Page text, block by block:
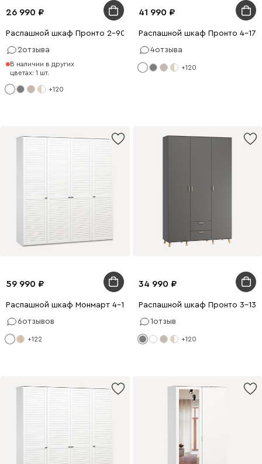
26 990
Распашной шкаф Пронто 2-90x210 Белый
2отзыва
В наличии в других
цветах: 1 шт.
+120
41 990
Распашной шкаф Пронто 4-
4отзыва
+120
59 990
Распашной шкаф Монмарт 4-180x220 Белый
6отзывов
+122
34 990
Распашной шкаф Пронто 3-
1отзыв
+120